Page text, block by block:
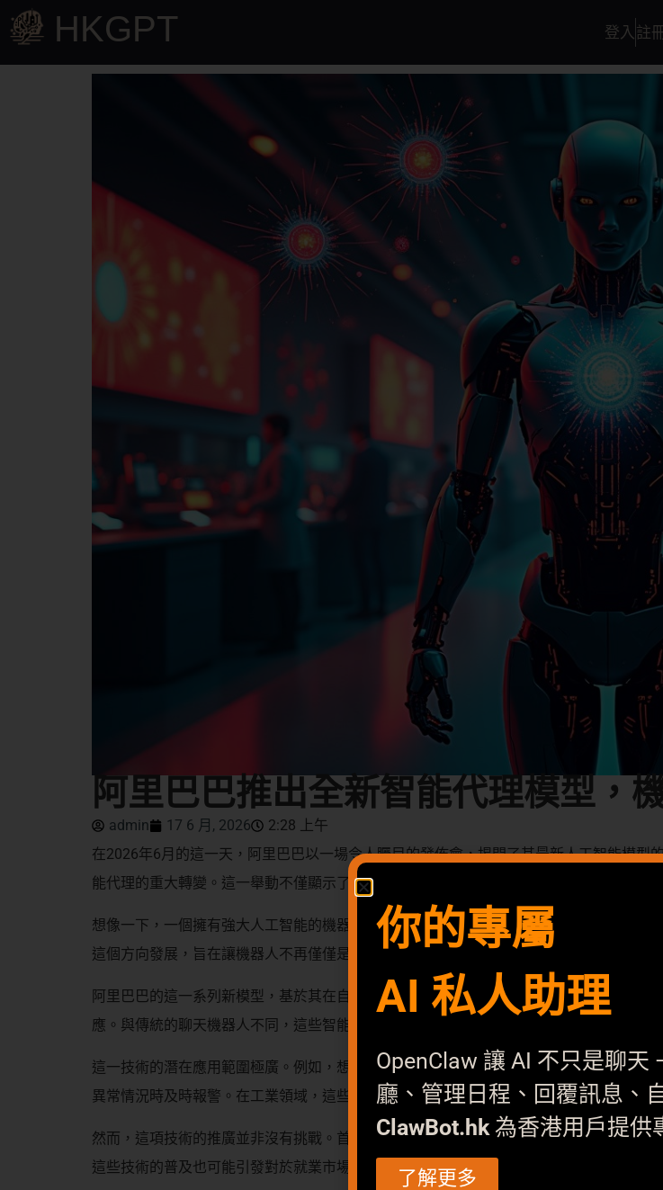
HKGPT 登入 註
阿里巴巴推出全新智能代理模型，
admin 17 6 月, 2026
2:28 上午
在2026年6月的這一天，阿里巴巴以一場令人矚目的發佈會，揭開了其最新人工智能模
能代理的重大轉變。這一舉動不僅顯示了阿里巴巴在人工智能領域的持續投入，也反映出
想像一下，一個擁有強大人工智能的機器人，不僅能夠回答問題，還能主動執行複雜任
這個方向發展，旨在讓機器人不再僅僅是被動的資訊提供者，而是能夠自主決策的智能代理
阿里巴巴的這一系列新模型，基於其在自然語言處理和機器學習方面的多年研究積累。
應。與傳統的聊天機器人不同，這些智能代理不僅能夠進行對話，還能夠主動學習用戶的
這一技術的潛在應用範圍極廣。例如，想像一個家庭機器人，不僅能夠根據語音指令開
異常情況時及時報警。在工業領域，這些智能代理可以協調整個生產線，根據實時數據調
然而，這項技術的推廣並非沒有挑戰。首先是數據安全和隱私問題。隨著智能代理收集
這些技術的普及也可能引發對於就業市場的擔憂，因為自動化程度的提高可能會影響到某
你的專屬
AI 私人助理
OpenClaw 讓 AI 不只是聊天
廳、管理日程、回覆訊息、
ClawBot.hk為香港用戶提供
了解更多